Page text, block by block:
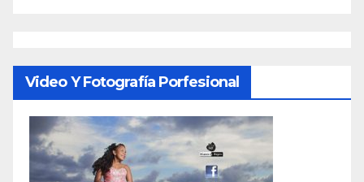
Video Y Fotografía Porfesional